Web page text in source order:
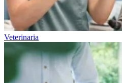
Veterinaria